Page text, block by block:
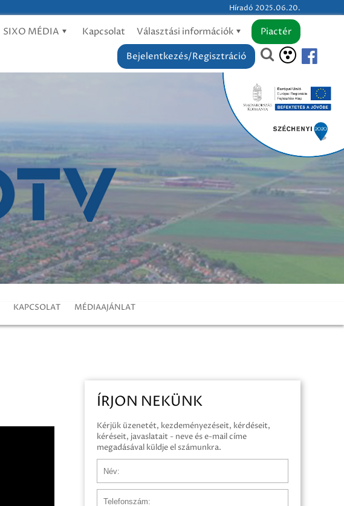
Híradó 2025.06.20.
SIXO MÉDIA Kapcsolat Választási információk
Piactér
Bejelentkezés/Regisztráció
KAPCSOLAT MÉDIAAJÁNLAT
ÍRJON NEKÜNK
Kérjük üzenetét, kezdeményezéseit, kérdéseit,
kéréseit, javaslatait - neve és e-mail címe
megadásával küldje el számunkra.